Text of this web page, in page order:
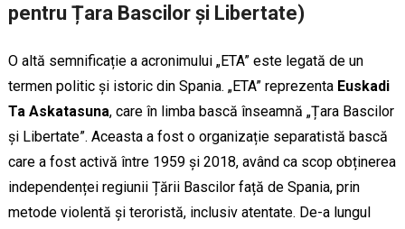
pentru Țara Bascilor și Libertate)
O altă semnificație a acronimului „ETA” este legată de un
termen politic și istoric din Spania. „ETA” reprezenta Euskadi
Ta Askatasuna, care în limba bască înseamnă „Țara Bascilor
și Libertate”. Aceasta a fost o organizație separatistă bască
care a fost activă între 1959 și 2018, având ca scop obținerea
independenței regiunii Țării Bascilor față de Spania, prin
metode violentă și teroristă, inclusiv atentate. De-a lungul